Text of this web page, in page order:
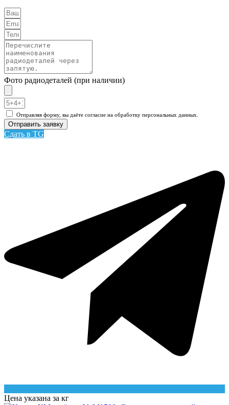
Фото радиодеталей (при наличии)
Отправляя форму, вы даёте согласие на обработку персональных данных.
Отправить заявку
Сдать в TG
Цена указана за кг